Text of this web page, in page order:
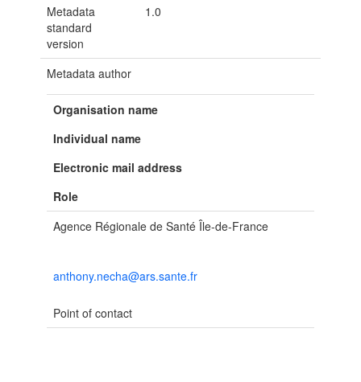
Metadata
standard
version
1.0
Metadata author
Organisation name
Individual name
Electronic mail address
Role
Agence Régionale de Santé Île-de-France
anthony.necha@ars.sante.fr
Point of contact